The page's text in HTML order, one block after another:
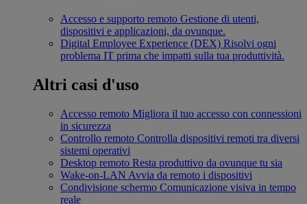
Accesso e supporto remoto Gestione di utenti,
dispositivi e applicazioni, da ovunque.
Digital Employee Experience (DEX) Risolvi ogni
problema IT prima che impatti sulla tua produttività.
Altri casi d'uso
Accesso remoto Migliora il tuo accesso con connessioni
in sicurezza
Controllo remoto Controlla dispositivi remoti tra diversi
sistemi operativi
Desktop remoto Resta produttivo da ovunque tu sia
Wake-on-LAN Avvia da remoto i dispositivi
Condivisione schermo Comunicazione visiva in tempo
reale